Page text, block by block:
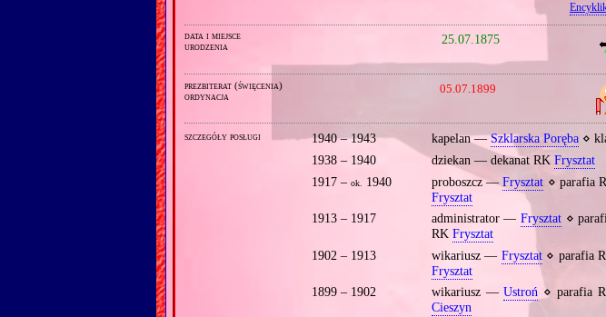
data i miejsce
urodzenia
25.07.1875
prezbiterat (święcenia)
ordynacja
05.07.1899
szczegóły posługi 1940 – 1943 kapelan —Szklarska Poręba⋄
1938 – 1940
dziekan — dekanat RK Frysztat
1917 –ok. 1940 proboszcz —Frysztat ⋄ parafia
Frysztat
1913 – 1917
administrator —Frysztat ⋄
RK Frysztat
1902 – 1913
wikariusz — Frysztat⋄ parafia
Frysztat
1899 – 1902
wikariusz —Ustroń ⋄ parafia
Cieszyn